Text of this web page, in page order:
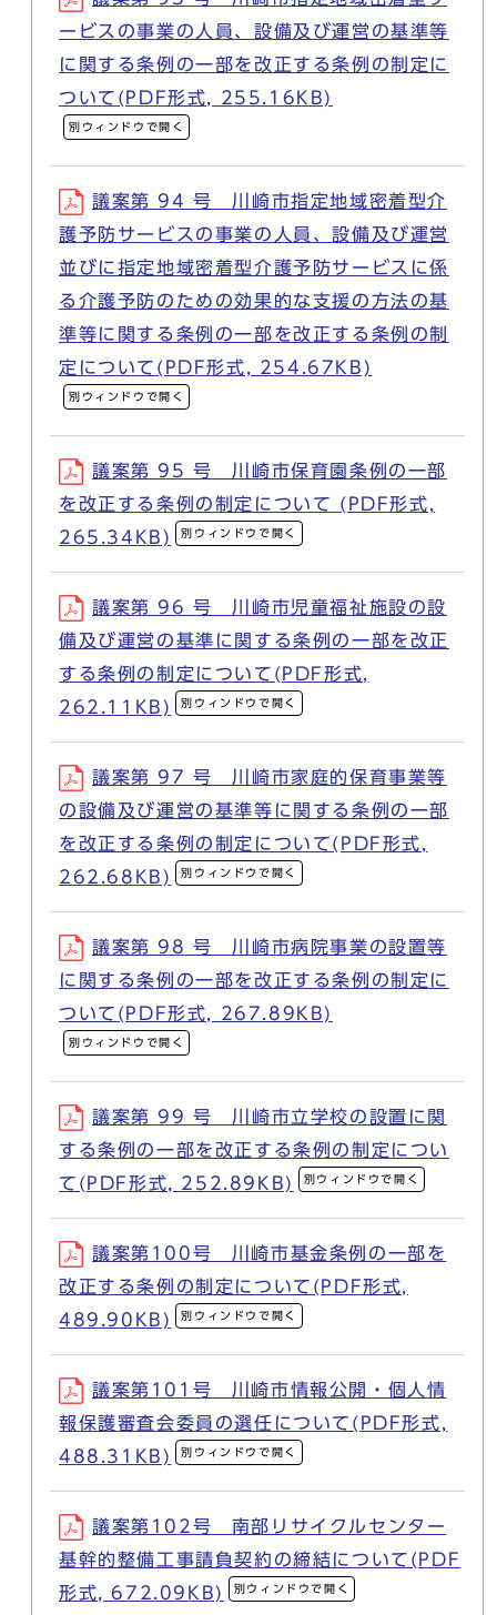
ービスの事業の人員、設備及び運営の基準等
に関する条例の一部を改正する条例の制定に
ついて(PDF形式, 255.16KB)
別ウィンドウで開く
議案第 94 号 川崎市指定地域密着型介
護予防サービスの事業の人員、設備及び運営
並びに指定地域密着型介護予防サービスに係
る介護予防のための効果的な支援の方法の基
準等に関する条例の一部を改正する条例の制
定について(PDF形式, 254.67KB)
別ウィンドウで開く
議案第 95 号 川崎市保育園条例の一部
を改正する条例の制定について (PDF形式,
265.34KB)
別ウィンドウで開く
議案第 96 号 川崎市児童福祉施設の設
備及び運営の基準に関する条例の一部を改正
する条例の制定について(PDF形式,
262.11KB)
別ウィンドウで開く
議案第 97 号 川崎市家庭的保育事業等
の設備及び運営の基準等に関する条例の一部
を改正する条例の制定について(PDF形式,
262.68KB)
別ウィンドウで開く
議案第 98 号 川崎市病院事業の設置等
に関する条例の一部を改正する条例の制定に
ついて(PDF形式, 267.89KB)
別ウィンドウで開く
議案第 99 号 川崎市立学校の設置に関
する条例の一部を改正する条例の制定につい
て(PDF形式, 252.89KB)
別ウィンドウで開く
議案第100号 川崎市基金条例の一部を
改正する条例の制定について(PDF形式,
489.90KB)
別ウィンドウで開く
議案第101号 川崎市情報公開・個人情
報保護審査会委員の選任について(PDF形式,
488.31KB)
別ウィンドウで開く
議案第102号 南部リサイクルセンター
基幹的整備工事請負契約の締結について(PDF
形式, 672.09KB)
別ウィンドウで開く